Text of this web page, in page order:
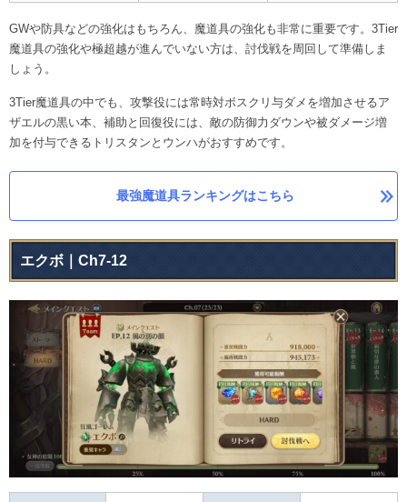
GWや防具などの強化はもちろん、魔道具の強化も非常に重要です。3Tier
魔道具の強化や極超越が進んでいない方は、討伐戦を周回して準備しま
しょう。
3Tier魔道具の中でも、攻撃役には常時対ボスクリ与ダメを増加させるア
ザエルの黒い本、補助と回復役には、敵の防御力ダウンや被ダメージ増
加を付与できるトリスタンとウンハがおすすめです。
最強魔道具ランキングはこちら
エクボ｜Ch7-12